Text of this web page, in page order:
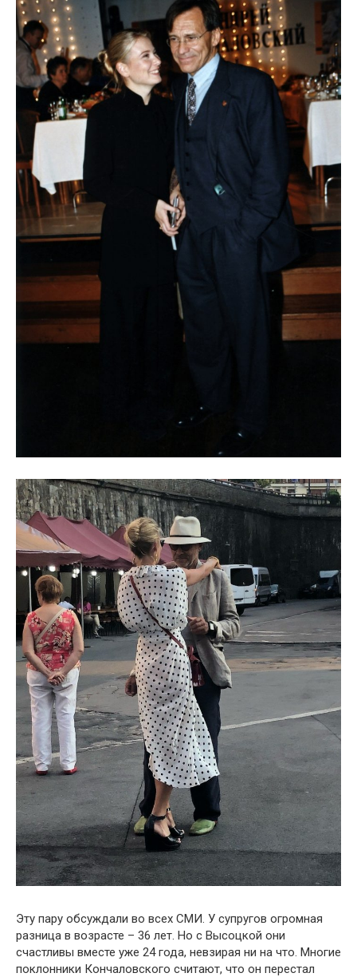
Эту пару обсуждали во всех СМИ. У супругов огромная
разница в возрасте – 36 лет. Но с Высоцкой они
счастливы вместе уже 24 года, невзирая ни на что. Многие
поклонники Кончаловского считают, что он перестал